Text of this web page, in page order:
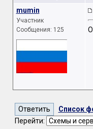
mumin
Участник
Сообщения: 125
Список
Перейти: